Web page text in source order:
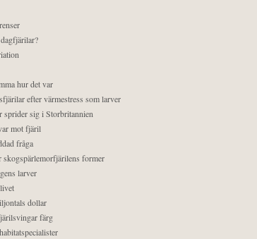
hur det var
efter värmestress som larver
sprider sig i Storbritannien
mot fjäril
fråga
former
larver
dollar
färg